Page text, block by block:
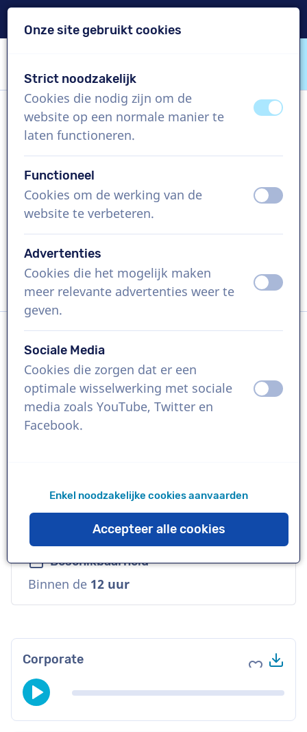
VoiceProductions
Briony
Vrouw, Verenigd Koninkrijk
US$ 429,95
excl. BTW
Bedrijfsfilm , 1 - 250 woorden
Vraag een custom demo aan
Taal
Engels (Brits)
Referenties
Commercieel, Natuurlijk, Toegankelijk,
Veelzijdig, Warm
Beschikbaarheid
Binnen de 12 uur
Corporate Voeg toe
Onze site gebruikt cookies
Strict noodzakelijk
Cookies die nodig zijn om de
website op een normale manier te
laten functioneren.
uitaan
Functioneel
Cookies om de werking van de
website te verbeteren.
uit aan
Advertenties
Cookies die het mogelijk maken
meer relevante advertenties weer te
geven.
uit aan
Sociale Media
Cookies die zorgen dat er een
optimale wisselwerking met sociale
media zoals YouTube, Twitter en
Facebook.
uit aan
Enkel noodzakelijke cookies aanvaarden
Accepteer alle cookies